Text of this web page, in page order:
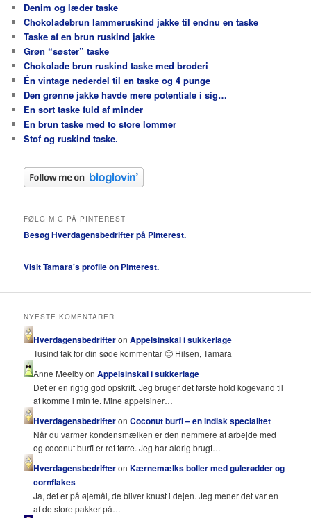
Denim og læder taske
Chokoladebrun lammeruskind jakke til endnu en taske
Taske af en brun ruskind jakke
Grøn “søster” taske
Chokolade brun ruskind taske med broderi
Én vintage nederdel til en taske og 4 punge
Den grønne jakke havde mere potentiale i sig…
En sort taske fuld af minder
En brun taske med to store lommer
Stof og ruskind taske.
FØLG MIG PÅ PINTEREST
Besøg Hverdagensbedrifter på Pinterest.
Visit Tamara's profile on Pinterest.
NYESTE KOMENTARER
HverdagensbedrifteronAppelsinskal i sukkerlage
Tusind tak for din søde kommentar 🙂 Hilsen, Tamara
Anne Meelby onAppelsinskal i sukkerlage
Det er en rigtig god opskrift. Jeg bruger det første hold kogevand til
at komme i min te. Mine appelsiner…
HverdagensbedrifteronCoconut burfi – en indisk specialitet
Når du varmer kondensmælken er den nemmere at arbejde med
og coconut burfi er ret tørre. Jeg har aldrig brugt…
HverdagensbedrifteronKærnemælks boller med gulerødder og
cornflakes
Ja, det er på øjemål, de bliver knust i dejen. Jeg mener det var en
af de store pakker på…